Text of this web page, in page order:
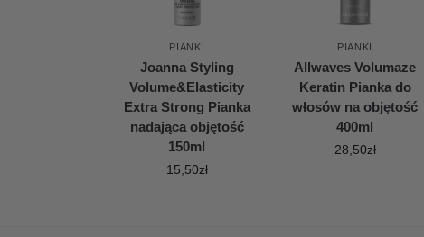
PIANKI
Joanna Styling
Volume&Elasticity
Extra Strong Pianka
nadająca objętość
150ml
15,50zł
PIANKI
Allwaves Volumaze
Keratin Pianka do
włosów na objętość
400ml
28,50zł